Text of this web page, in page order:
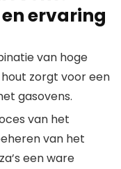
ervaring
van hoge
zorgt voor een
gasovens.
van het
van het
een ware